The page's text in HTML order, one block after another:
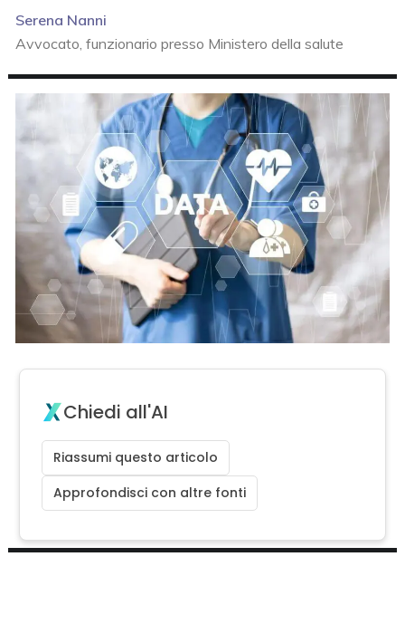
Serena Nanni
Avvocato, funzionario presso Ministero della salute
Chiedi all'AI
Riassumi questo articolo
Approfondisci con altre fonti